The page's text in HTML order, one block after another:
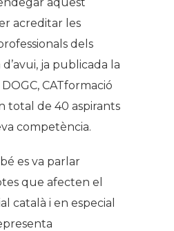
acreditar les
dels
ja publicada la
CATformació
total de 40 aspirants
competència.
es va parlar
que afecten el
català i en especial